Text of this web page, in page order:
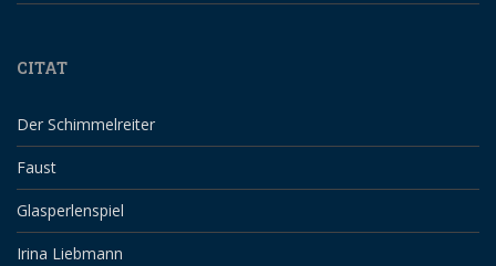
CITAT
Der Schimmelreiter
Faust
Glasperlenspiel
Irina Liebmann